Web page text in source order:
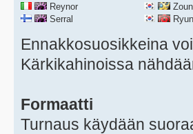
Reynor
Serral
Zoun
Ennakkosuosikkeina
Kärkikahinoissa
Formaatti
Turnaus käydään